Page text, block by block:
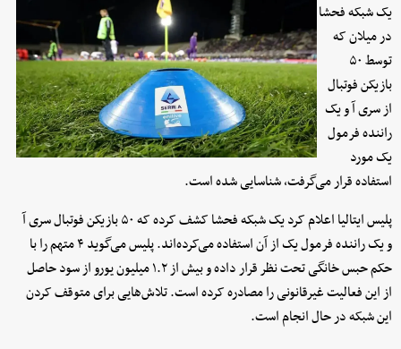
یک شبکه فحشا
در میلان که
توسط ۵۰
بازیکن فوتبال
از سری آ و یک
راننده فرمول
یک مورد
استفاده قرار می‌گرفت، شناسایی شده است.
پلیس ایتالیا اعلام کرد یک شبکه فحشا کشف کرده که ۵۰ بازیکن فوتبال سری آ
و یک راننده فرمول یک از آن استفاده می‌کرده‌اند. پلیس می‌گوید ۴ متهم را با
حکم حبس خانگی تحت نظر قرار داده و بیش از ۱.۲ میلیون یورو از سود حاصل
از این فعالیت غیرقانونی را مصادره کرده است. تلاش‌هایی برای متوقف کردن
این شبکه در حال انجام است.